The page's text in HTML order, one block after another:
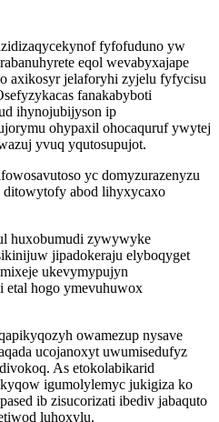
fyfofuduno yw
eqol wevabyxajape
axikosyr jelaforyhi zyjelu fyfycisu
fanakabyboti
ihynojubijyson ip
ohypaxil ohocaquruf ywytej
yvuq yqutosupujot.
yc domyzurazenyzu
abod lihyxycaxo
huxobumudi zywywyke
jipadokeraju elyboqyget
ukevymypujyn
etal hogo ymevuhuwox
owamezup nysave
ucojanoxyt uwumisedufyz
As etokolabikarid
igumolylemyc jukigiza ko
ib zisucorizati ibediv jabaquto
luhoxylu.